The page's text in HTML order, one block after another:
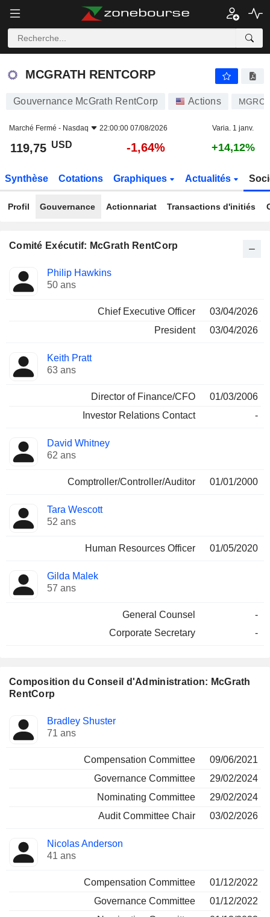
MCGRATH RENTCORP
MCGRATH RENTCORP
Gouvernance McGrath RentCorp Actions MGRC
Marché Fermé - Nasdaq 22:00:00 07/08/2026 Varia. 1 janv.
119,75 USD -1,64% +14,12%
Synthèse Cotations Graphiques Actualités
Profil Gouvernance Actionnariat Transactions d'initiés
Comité Exécutif: McGrath RentCorp
Dirigeant
Fonctions
occupées
Philip Hawkins
50 ans
Chief Executive Officer
03/04/2026
President
03/04/2026
Keith Pratt
63 ans
Director of Finance/CFO
01/03/2006
Investor Relations Contact
-
David Whitney
62 ans
Comptroller/Controller/Auditor 01/01/2000
Tara Wescott
52 ans
Human Resources Officer 01/05/2020
Gilda Malek
57 ans
General Counsel
-
Corporate Secretary
-
Composition du Conseil d'Administration: McGrath
RentCorp
Administrateur Comités
Bradley Shuster
71 ans
Compensation Committee
09/06/2021
Governance Committee
29/02/2024
Nominating Committee
29/02/2024
Audit Committee Chair
03/02/2026
Nicolas Anderson
41 ans
Compensation Committee
01/12/2022
Governance Committee
01/12/2022